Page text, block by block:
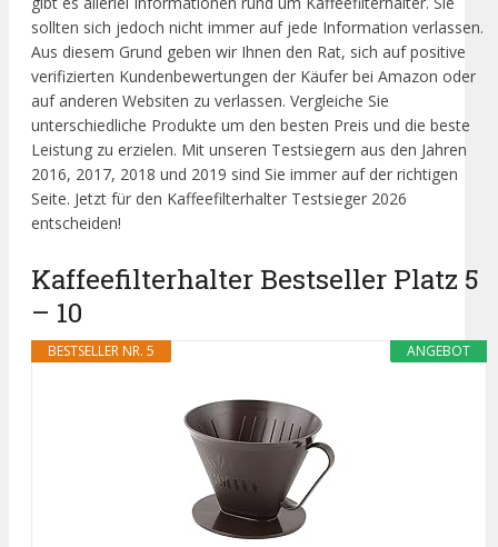
sollten sich jedoch nicht immer auf jede Information verlassen.
Aus diesem Grund geben wir Ihnen den Rat, sich auf positive
verifizierten Kundenbewertungen der Käufer bei Amazon oder
auf anderen Websiten zu verlassen. Vergleiche Sie
unterschiedliche Produkte um den besten Preis und die beste
Leistung zu erzielen. Mit unseren Testsiegern aus den Jahren
2016, 2017, 2018 und 2019 sind Sie immer auf der richtigen
Seite. Jetzt für den Kaffeefilterhalter Testsieger 2026
entscheiden!
Kaffeefilterhalter Bestseller Platz 5
– 10
ANGEBOT
BESTSELLER NR. 5